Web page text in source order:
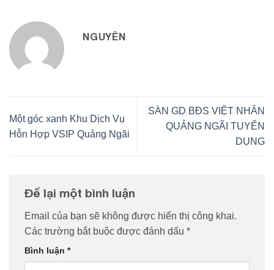
NGUYÊN
Một góc xanh Khu Dịch Vụ
Hỗn Hợp VSIP Quảng Ngãi
SÀN GD BĐS VIỆT NHÂN
QUẢNG NGÃI TUYỂN
DỤNG
Để lại một bình luận
Email của bạn sẽ không được hiển thị công khai.
Các trường bắt buộc được đánh dấu *
Bình luận *